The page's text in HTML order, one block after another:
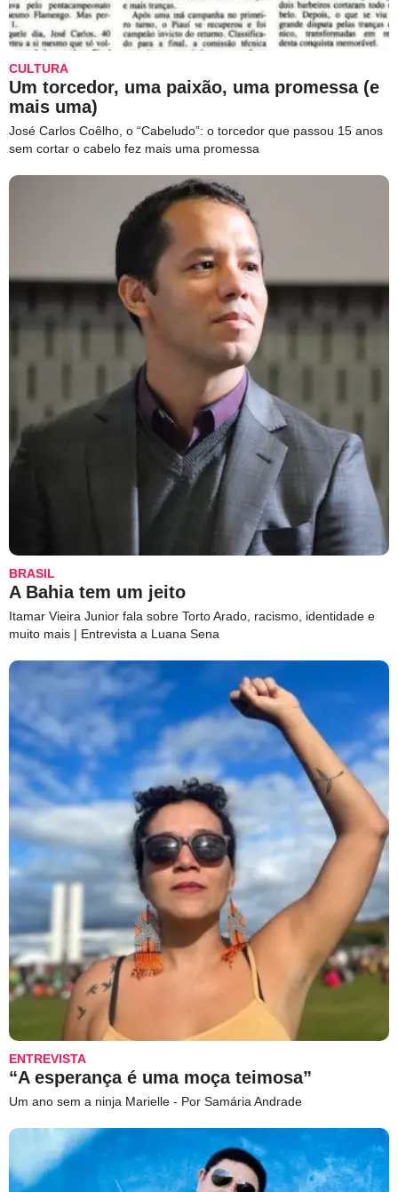
CULTURA
Um torcedor, uma paixão, uma promessa (e
mais uma)
José Carlos Coêlho, o “Cabeludo”: o torcedor que passou 15 anos
sem cortar o cabelo fez mais uma promessa
BRASIL
A Bahia tem um jeito
Itamar Vieira Junior fala sobre Torto Arado, racismo, identidade e
muito mais | Entrevista a Luana Sena
ENTREVISTA
“A esperança é uma moça teimosa”
Um ano sem a ninja Marielle - Por Samária Andrade